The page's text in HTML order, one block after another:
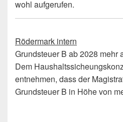
wohl aufgerufen.
Rödermark intern
Grundsteuer B ab 2028 mehr
Dem
entnehmen, dass der
Grundsteuer B in Höhe von